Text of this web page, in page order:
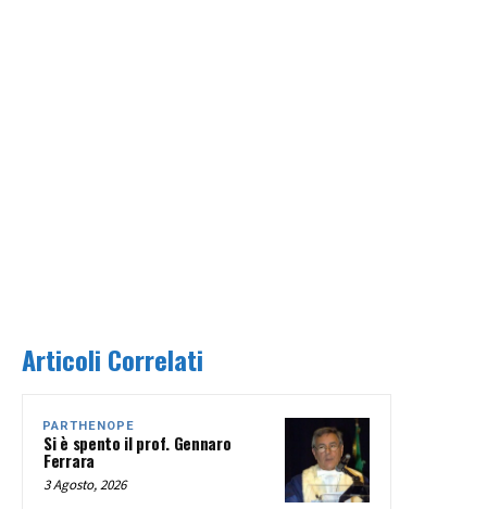
Articoli Correlati
PARTHENOPE
Si è spento il prof. Gennaro
Ferrara
3 Agosto, 2026